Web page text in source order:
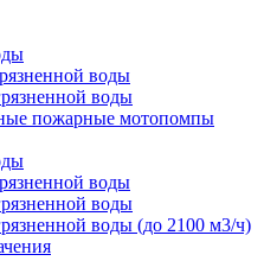
воды
воды
пожарные мотопомпы
воды
воды
воды (до 2100 м3/ч)